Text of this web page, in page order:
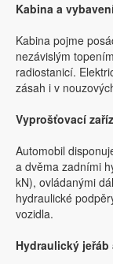
Kabina a
Kabina pojme
nezávislým
radiostanicí.
zásah i v
Vyprošťovací
Automobil
a dvěma zadními
kN), ovládanými
hydraulické
vozidla.
Hydraulický jeřáb